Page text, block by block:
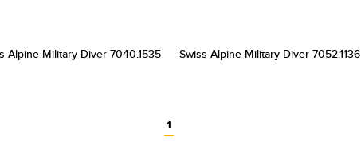
Alpine Military Diver 7040.1535 Swiss Alpine Military Diver 7052.1136
1